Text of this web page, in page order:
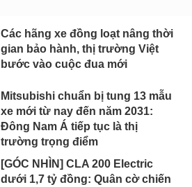
Các hãng xe đồng loạt nâng thời
gian bảo hành, thị trường Việt
bước vào cuộc đua mới
Mitsubishi chuẩn bị tung 13 mẫu
xe mới từ nay đến năm 2031:
Đông Nam Á tiếp tục là thị
trường trọng điểm
[GÓC NHÌN] CLA 200 Electric
dưới 1,7 tỷ đồng: Quân cờ chiến